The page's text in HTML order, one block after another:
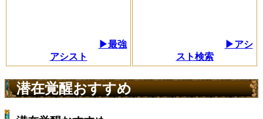
▶最強
アシスト
▶アシ
スト検索
潜在覚醒おすすめ